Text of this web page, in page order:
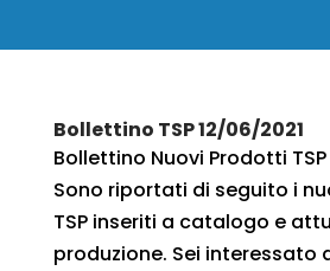
Bollettino TSP 12/06/2021
Bollettino Nuovi Prodotti TSP
Sono riportati di seguito i
TSP inseriti a catalogo e
produzione. Sei interessato